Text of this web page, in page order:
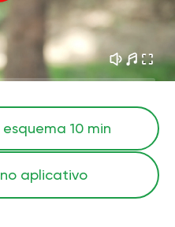
10 min
aplicativo